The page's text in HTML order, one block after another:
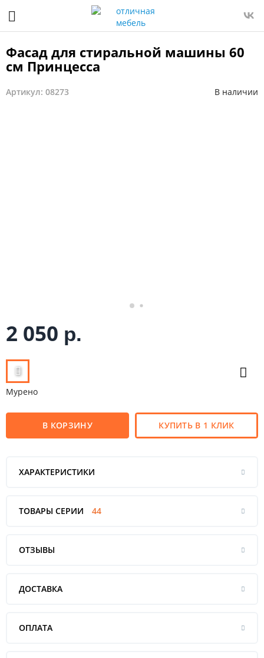
Фасад для стиральной машины 60
см Принцесса
Артикул: 08273 В наличии
2 050 р.
Мурено
В КОРЗИНУ КУПИТЬ В 1 КЛИК
ХАРАКТЕРИСТИКИ
ТОВАРЫ СЕРИИ 44
ОТЗЫВЫ
ДОСТАВКА
ОПЛАТА